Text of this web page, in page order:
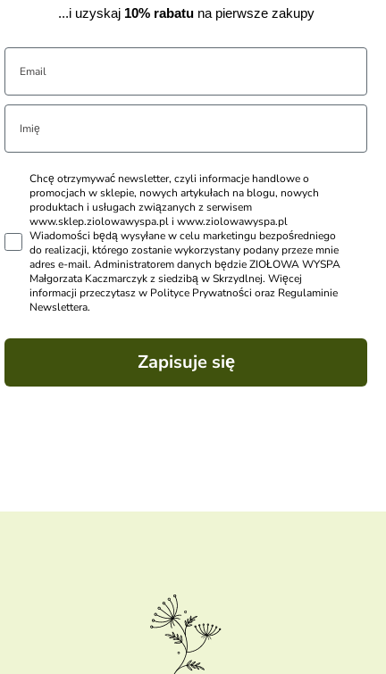
...i uzyskaj10% rabatuna pierwsze zakupy
Chcę otrzymywać newsletter, czyli informacje handlowe o
promocjach w sklepie, nowych artykułach na blogu, nowych
produktach i usługach związanych z serwisem
www.sklep.ziolowawyspa.pl i www.ziolowawyspa.pl
Wiadomości będą wysyłane w celu marketingu bezpośredniego
do realizacji, którego zostanie wykorzystany podany przeze mnie
adres e-mail. Administratorem danych będzie ZIOŁOWA WYSPA
Małgorzata Kaczmarczyk z siedzibą w Skrzydlnej. Więcej
informacji przeczytasz w Polityce Prywatności oraz Regulaminie
Newslettera.
Zapisuje się